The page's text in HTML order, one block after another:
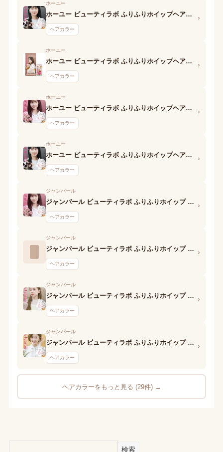
ホーユー
ホーユー ビューティラボ ふりふりホイップヘアカラー (クラシカルベリー) 第1剤
ヘアカラー
›
ホーユー
ホーユー ビューティラボ ふりふりホイップヘアカラー (クラシカルハニー) 第1剤
ヘアカラー
›
ホーユー
ホーユー ビューティラボ ふりふりホイップヘアカラー (キャンディピンク) 第1剤
ヘアカラー
›
ホーユー
ホーユー ビューティラボ ふりふりホイップヘアカラー (キャラメルカスタード) 第1剤
ヘアカラー
›
ジャンパール
ジャンパール ビューティラボ ふりふりホイップ シャイニーヘアカラー ベビーピンク 1剤
ヘアカラー
›
ジャンパール
ジャンパール ビューティラボ ふりふりホイップ シャイニーヘアカラー ハニーレモン 1剤
ヘアカラー
›
ジャンパール
ジャンパール ビューティラボ ふりふりホイップ シャイニーヘアカラー シルキーアッシュ 1剤
ヘアカラー
›
ジャンパール
ジャンパール ビューティラボ ふりふりホイップ シャイニーヘアカラー アプリコットベージュ 1剤
ヘアカラー
›
ヘアカラーをもっと見る (29件) →
検索